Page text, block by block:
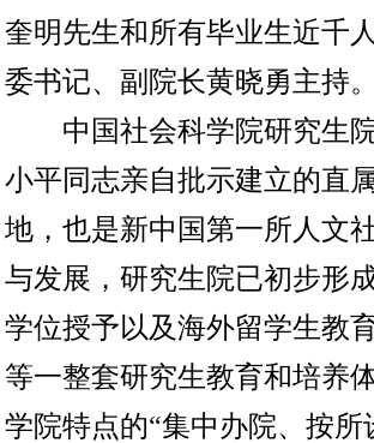
奎明先生和所有毕业生近千
委书记、副院长黄晓勇主持
中国社会科学院研究生院
小平同志亲自批示建立的直
地，也是新中国第一所人文
与发展，研究生院已初步形
学位授予以及海外留学生教
等一整套研究生教育和培养
学院特点的“集中办院、按